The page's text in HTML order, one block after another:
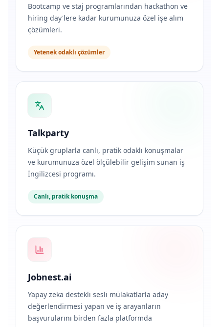
Bootcamp ve staj programlarından hackathon ve
hiring day'lere kadar kurumunuza özel işe alım
çözümleri.
Yetenek odaklı çözümler
Talkparty
Küçük gruplarla canlı, pratik odaklı konuşmalar
ve kurumunuza özel ölçülebilir gelişim sunan iş
İngilizcesi programı.
Canlı, pratik konuşma
Jobnest.ai
Yapay zeka destekli sesli mülakatlarla aday
değerlendirmesi yapan ve iş arayanların
başvurularını birden fazla platformda